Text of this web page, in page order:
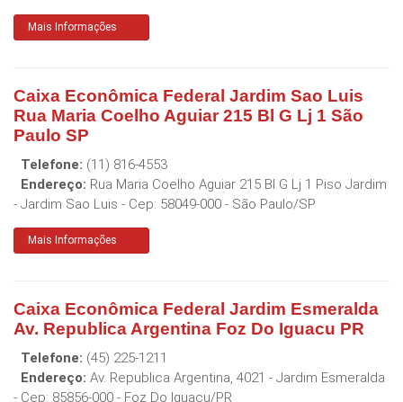
Mais Informações
Caixa Econômica Federal Jardim Sao Luis
Rua Maria Coelho Aguiar 215 Bl G Lj 1 São
Paulo SP
Telefone: (11) 816-4553
Endereço: Rua Maria Coelho Aguiar 215 Bl G Lj 1 Piso Jardim
- Jardim Sao Luis - Cep: 58049-000 - São Paulo/SP
Mais Informações
Caixa Econômica Federal Jardim Esmeralda
Av. Republica Argentina Foz Do Iguacu PR
Telefone: (45) 225-1211
Endereço: Av. Republica Argentina, 4021 - Jardim Esmeralda
- Cep: 85856-000 - Foz Do Iguacu/PR